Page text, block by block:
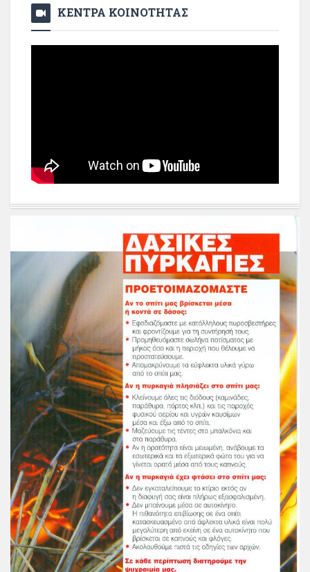
ΚΕΝΤΡΑ ΚΟΙΝΟΤΗΤΑΣ